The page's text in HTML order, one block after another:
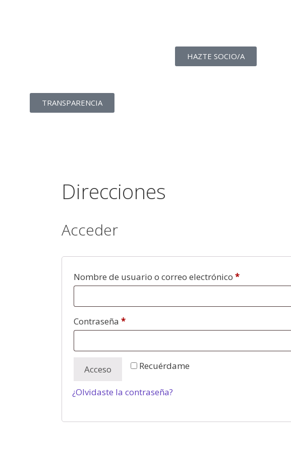
TRANSPARENCIA
HAZTE SOCIO/A
Direcciones
Acceder
Nombre de usuario o correo electrónico *
Contraseña *
Recuérdame
Acceso
¿Olvidaste la contraseña?